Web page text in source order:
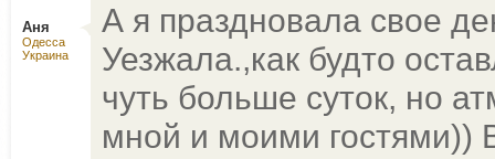
Аня
Одесса
Украина
А я праздновала свое
Уезжала.,как будто
чуть больше суток, но
мной и моими гостями))